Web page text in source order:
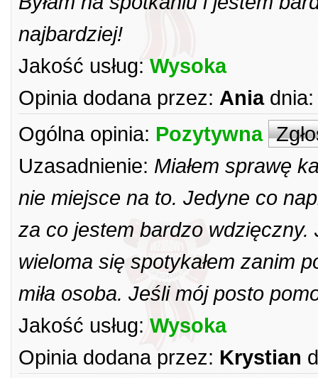
najbardziej!
Jakość usług: Wysoka
Opinia dodana przez: Ania dnia:
Ogólna opinia: Pozytywna
Uzasadnienie: Miałem sprawę
nie miejsce na to. Jedyne co
za co jestem bardzo wdzięczny.
wieloma się spotykałem zanim
miła osoba. Jeśli mój posto
Jakość usług: Wysoka
Opinia dodana przez: Krystian